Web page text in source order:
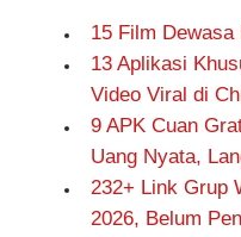
15 Film
13 Aplikasi
Video Viral di
9 APK Cuan
Uang Nyata,
232+ Link Grup
2026, Belum